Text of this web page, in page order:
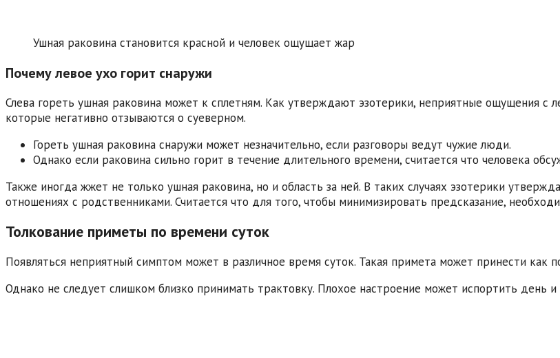
Ушная раковина становится красной и человек ощущает жар
Почему левое ухо горит снаружи
Слева гореть ушная раковина может к сплетням. Как утверждают эзотерики, неприятные ощущения с
которые негативно отзываются о суеверном.
Гореть ушная раковина снаружи может незначительно, если разговоры ведут чужие люди.
Однако если раковина сильно горит в течение длительного времени, считается что человека
Также иногда жжет не только ушная раковина, но и область за ней. В таких случаях эзотерики
отношениях с родственниками. Считается что для того, чтобы минимизировать предсказание,
Толкование приметы по времени суток
Появляться неприятный симптом может в различное время суток. Такая примета может принести как
Однако не следует слишком близко принимать трактовку. Плохое настроение может испортить день